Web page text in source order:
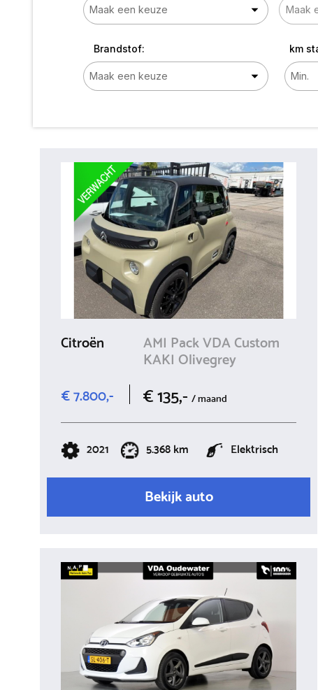
Brandstof: km
Citroën AMI Pack VDA Custom
KAKI Olivegrey
€ 7.800,-
€ 135,-/ maand
2021 5.368 km Elektrisch
Bekijk auto